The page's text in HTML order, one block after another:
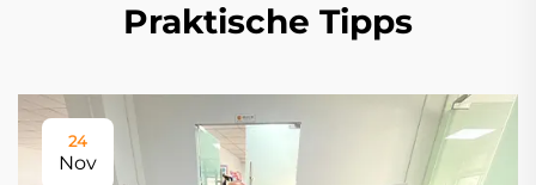
Praktische Tipps
24
Nov